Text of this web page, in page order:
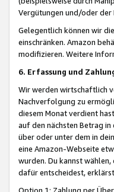
Vergütungen und/oder der
Gelegentlich können wir
einschränken. Amazon
modifizieren. Weitere
6. Erfassung und
Wir werden wirtschaftlich
Nachverfolgung zu
diesem Monat verdient
auf den nächsten Betrag
über oder unter dem in
eine Amazon-Webseite
wurden. Du kannst
dafür entscheidest,
Option 1: Zahlung per